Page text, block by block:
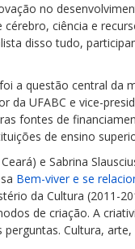
no
ciência e
disso tudo,
foi a questão central da
da UFABC e vice-
fontes de
de ensino
e Sabrina
Bem-viver e se
da Cultura (2011-
de criação. A
Cultura, arte,